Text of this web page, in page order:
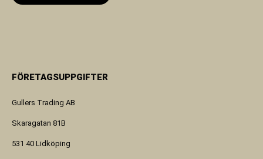
FÖRETAGSUPPGIFTER
Gullers Trading AB
Skaragatan 81B
531 40 Lidköping